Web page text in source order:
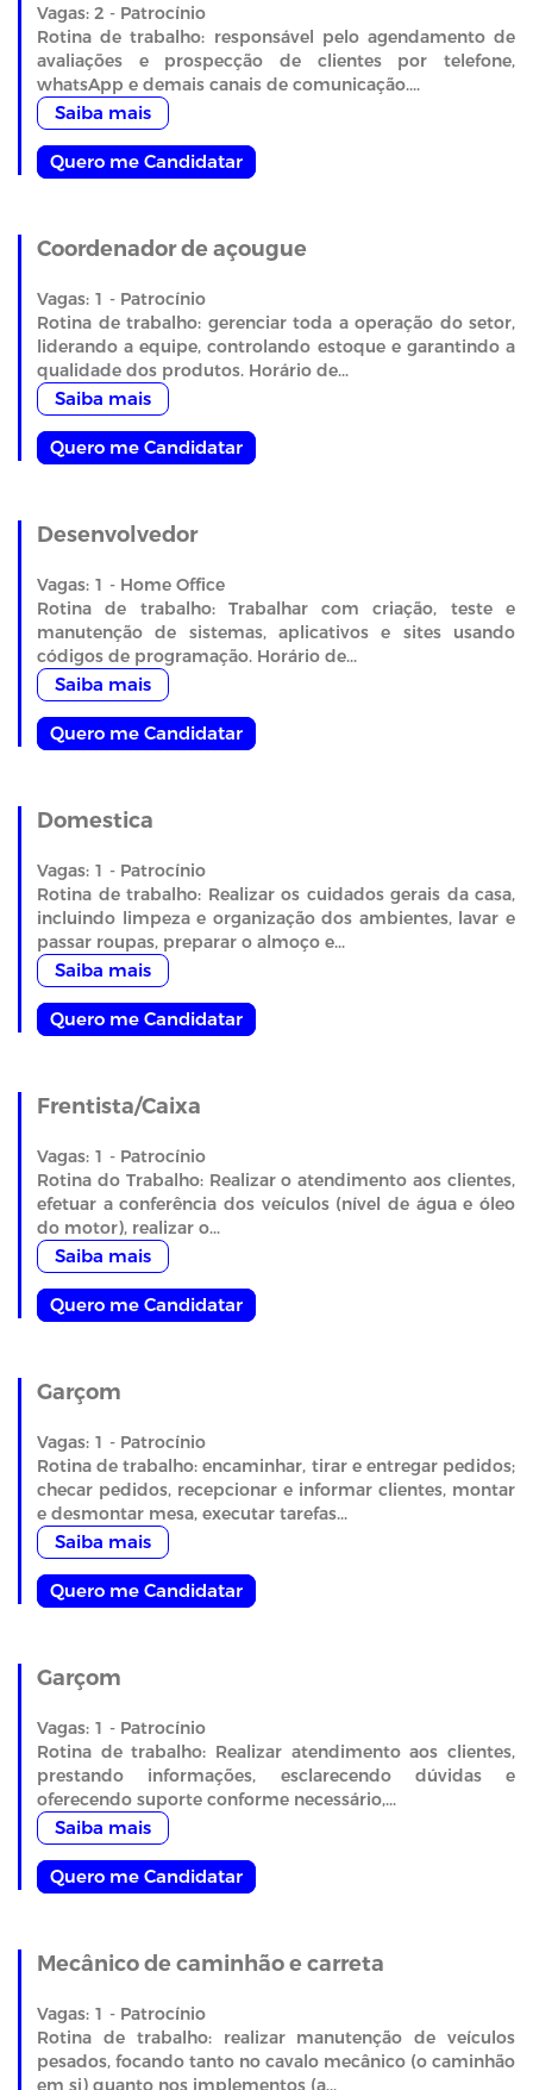
Vagas: 2 - Patrocínio
Rotina de trabalho: responsável pelo agendamento de
avaliações e prospecção de clientes por telefone,
whatsApp e demais canais de comunicação....
Saiba mais
Quero me Candidatar
Coordenador de açougue
Vagas: 1 - Patrocínio
Rotina de trabalho: gerenciar toda a operação do setor,
liderando a equipe, controlando estoque e garantindo a
qualidade dos produtos. Horário de...
Saiba mais
Quero me Candidatar
Desenvolvedor
Vagas: 1 - Home Office
Rotina de trabalho: Trabalhar com criação, teste e
manutenção de sistemas, aplicativos e sites usando
códigos de programação. Horário de...
Saiba mais
Quero me Candidatar
Domestica
Vagas: 1 - Patrocínio
Rotina de trabalho: Realizar os cuidados gerais da casa,
incluindo limpeza e organização dos ambientes, lavar e
passar roupas, preparar o almoço e...
Saiba mais
Quero me Candidatar
Frentista/Caixa
Vagas: 1 - Patrocínio
Rotina do Trabalho: Realizar o atendimento aos clientes,
efetuar a conferência dos veículos (nível de água e óleo
do motor), realizar o...
Saiba mais
Quero me Candidatar
Garçom
Vagas: 1 - Patrocínio
Rotina de trabalho: encaminhar, tirar e entregar pedidos;
checar pedidos, recepcionar e informar clientes, montar
e desmontar mesa, executar tarefas...
Saiba mais
Quero me Candidatar
Garçom
Vagas: 1 - Patrocínio
Rotina de trabalho: Realizar atendimento aos clientes,
prestando informações, esclarecendo dúvidas e
oferecendo suporte conforme necessário,...
Saiba mais
Quero me Candidatar
Mecânico de caminhão e carreta
Vagas: 1 - Patrocínio
Rotina de trabalho: realizar manutenção de veículos
pesados, focando tanto no cavalo mecânico (o caminhão